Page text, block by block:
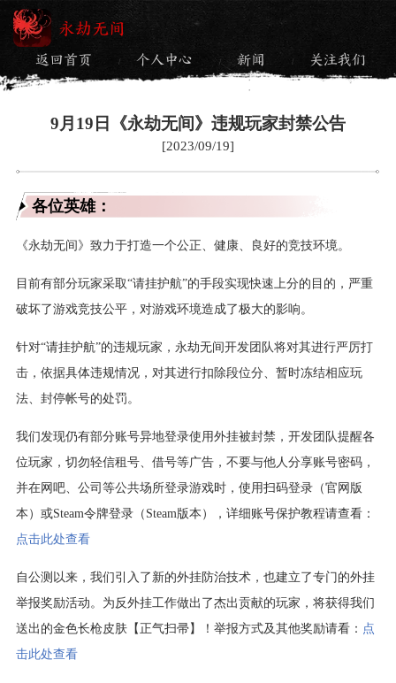
永劫无间
返回首页 / 个人中心 / 新闻 / 关注我们
9月19日《永劫无间》违规玩家封禁公告
[2023/09/19]
各位英雄：
《永劫无间》致力于打造一个公正、健康、良好的竞技环境。
目前有部分玩家采取“请挂护航”的手段实现快速上分的目的，严重
破坏了游戏竞技公平，对游戏环境造成了极大的影响。
针对“请挂护航”的违规玩家，永劫无间开发团队将对其进行严厉打
击，依据具体违规情况，对其进行扣除段位分、暂时冻结相应玩
法、封停帐号的处罚。
我们发现仍有部分账号异地登录使用外挂被封禁，开发团队提醒各
位玩家，切勿轻信租号、借号等广告，不要与他人分享账号密码，
并在网吧、公司等公共场所登录游戏时，使用扫码登录（官网版
本）或Steam令牌登录（Steam版本），详细账号保护教程请查看：
点击此处查看
自公测以来，我们引入了新的外挂防治技术，也建立了专门的外挂
举报奖励活动。为反外挂工作做出了杰出贡献的玩家，将获得我们
送出的金色长枪皮肤【正气扫帚】！举报方式及其他奖励请看： 点
击此处查看